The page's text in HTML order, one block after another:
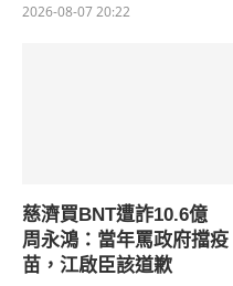
2026-08-07 20:22
慈濟買BNT遭詐10.6億
周永鴻：當年罵政府擋疫
苗，江啟臣該道歉